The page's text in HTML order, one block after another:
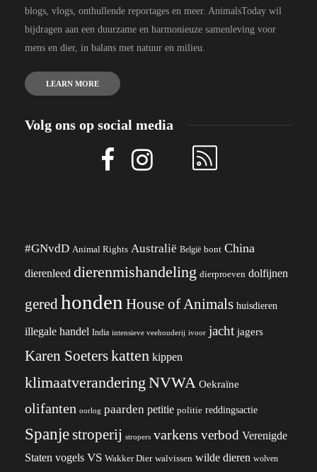
blogs, vlogs, onthullende reportages en meer. AnimalsToday wil
bijdragen aan een duurzame en harmonieuze samenleving voor
mens en dier, in balans met natuur en milieu.
LEARN MORE
Volg ons op social media
#GNvdD Animal Rights Australië België bont China
dierenleed dierenmishandeling dierproeven dolfijnen
gered honden House of Animals huisdieren
illegale handel India intensieve veehouderij ivoor jacht jagers
Karen Soeterskatten kippen
klimaatverandering NVWA Oekraïne
olifanten oorlog paarden petitie politie reddingsactie
Spanjestroperij stropers varkens verbod Verenigde
Staten vogels VS Wakker Dier walvissen wilde dieren wolven